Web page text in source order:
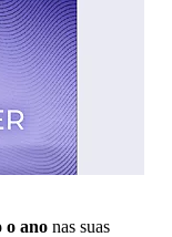
o ano nas suas